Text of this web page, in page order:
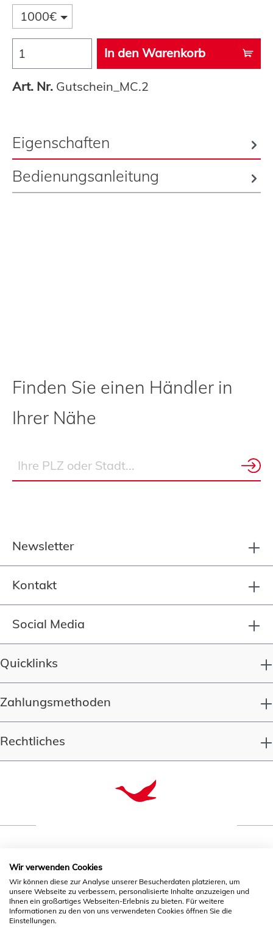
1000€
In den Warenkorb
Art. Nr. Gutschein_MC.2
Eigenschaften
Bedienungsanleitung
Finden Sie einen Händler in
Ihrer Nähe
Newsletter
Kontakt
Social Media
Quicklinks
Zahlungsmethoden
Rechtliches
Qualität seit 1993
* Alle Preise inkl. gesetzl. Mehrwertsteuer zzgl.
Versandkostenund ggf. Nachnahmegebühren, wenn nicht
Wir verwenden Cookies
Wir können diese zur Analyse unserer Besucherdaten platzieren, um
unsere Webseite zu verbessern, personalisierte Inhalte anzuzeigen und
Ihnen ein großartiges Webseiten-Erlebnis zu bieten. Für weitere
Informationen zu den von uns verwendeten Cookies öffnen Sie die
Einstellungen.